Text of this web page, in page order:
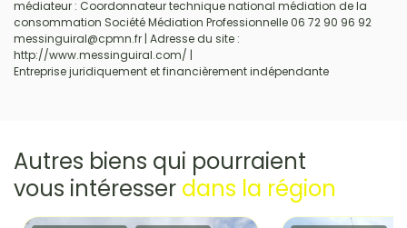
médiateur : Coordonnateur technique national médiation de la
consommation Société Médiation Professionnelle 06 72 90 96 92
messinguiral@cpmn.fr | Adresse du site :
http://www.messinguiral.com/ |
Entreprise juridiquement et financièrement indépendante
Autres biens qui pourraient
vous intéresser dans la région